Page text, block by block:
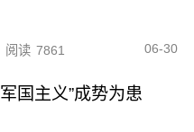
阅读 7861 06-30
国主义”成势为患